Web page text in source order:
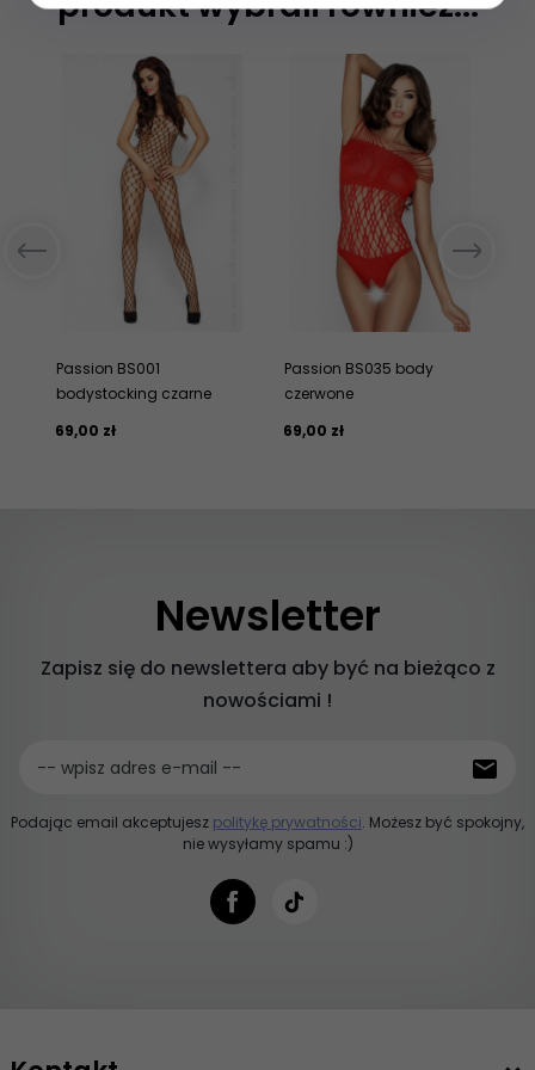
Passion BS001
bodystocking czarne
69,00 zł
Passion BS035 body
czerwone
69,00 zł
Newsletter
Zapisz się do newslettera aby być na bieżąco z
nowościami !
-- wpisz adres e-mail --
Podając email akceptujesz politykę prywatności. Możesz być spokojny,
nie wysyłamy spamu :)